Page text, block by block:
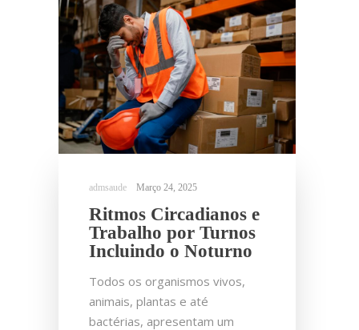
Março 24, 2025
Ritmos Circadianos e
Trabalho por Turnos
Incluindo o Noturno
Todos os organismos vivos,
animais, plantas e até
bactérias, apresentam um